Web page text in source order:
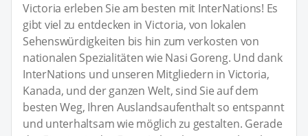
Victoria erleben Sie am besten mit InterNations! Es
gibt viel zu entdecken in Victoria, von lokalen
Sehenswürdigkeiten bis hin zum verkosten von
nationalen Spezialitäten wie Nasi Goreng. Und dank
InterNations und unseren Mitgliedern in Victoria,
Kanada, und der ganzen Welt, sind Sie auf dem
besten Weg, Ihren Auslandsaufenthalt so entspannt
und unterhaltsam wie möglich zu gestalten. Gerade